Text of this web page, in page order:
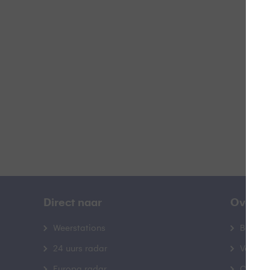
Direct naar
Weerstations
24 uurs radar
Over